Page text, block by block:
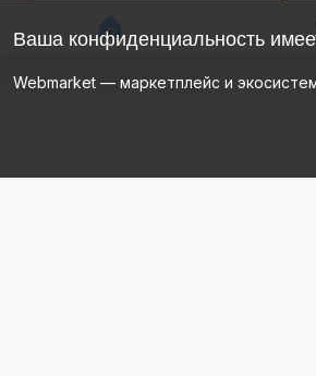
Ваша конфиденциальность
Webmarket — маркетплейс и